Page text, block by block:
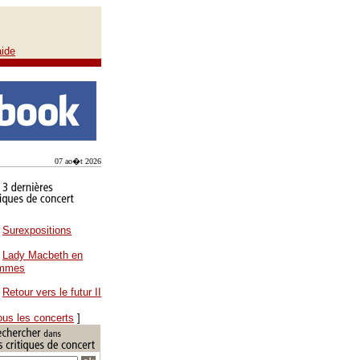
07 ao�t 2026
Surexpositions
Lady Macbeth en
Retour vers le futur II
les concerts ]